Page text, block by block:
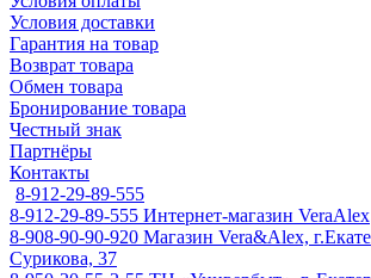
Условия доставки
Гарантия на товар
Возврат товара
Обмен товара
Бронирование товара
Честный знак
Партнёры
Контакты
8-912-29-89-555
8-912-29-89-555 Интернет-магазин VeraAlex
8-908-90-90-920 Магазин Vera&Alex,
Сурикова, 37